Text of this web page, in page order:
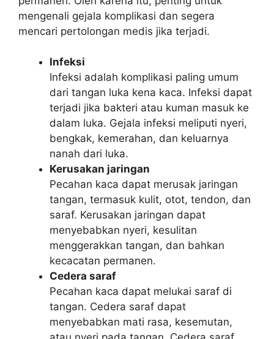
mengenali gejala komplikasi dan segera
mencari pertolongan medis jika terjadi.
Infeksi
Infeksi adalah komplikasi paling umum
dari tangan luka kena kaca. Infeksi dapat
terjadi jika bakteri atau kuman masuk ke
dalam luka. Gejala infeksi meliputi nyeri,
bengkak, kemerahan, dan keluarnya
nanah dari luka.
Kerusakan jaringan
Pecahan kaca dapat merusak jaringan
tangan, termasuk kulit, otot, tendon, dan
saraf. Kerusakan jaringan dapat
menyebabkan nyeri, kesulitan
menggerakkan tangan, dan bahkan
kecacatan permanen.
Cedera saraf
Pecahan kaca dapat melukai saraf di
tangan. Cedera saraf dapat
menyebabkan mati rasa, kesemutan,